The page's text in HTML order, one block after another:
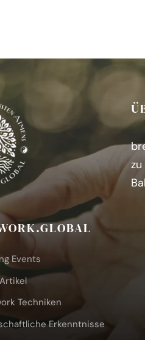
zu
Events
Techniken
Erkenntnisse